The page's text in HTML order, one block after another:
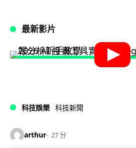
最新影片
科技娛樂 科技新聞
arthur 27 分